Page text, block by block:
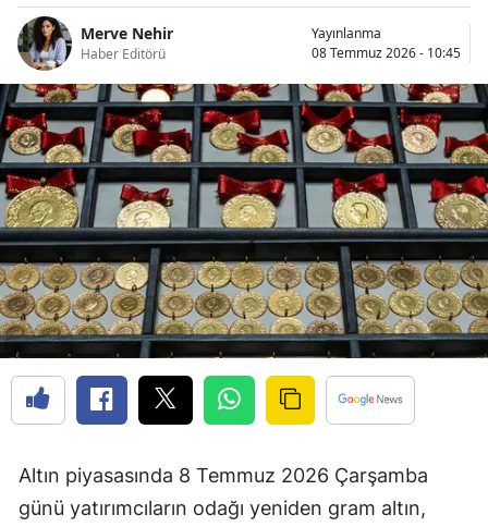
Merve Nehir
Haber Editörü
Yayınlanma
08 Temmuz 2026 - 10:45
Altın piyasasında 8 Temmuz 2026 Çarşamba
günü yatırımcıların odağı yeniden gram altın,